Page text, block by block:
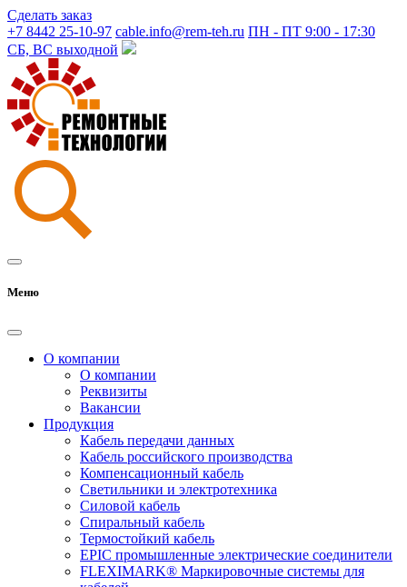
Сделать заказ
+7 8442 25-10-97 cable.info@rem-teh.ru ПН - ПТ 9:00 - 17:30
СБ, ВС выходной
Меню
О компании
О компании
Реквизиты
Вакансии
Продукция
Кабель передачи данных
Кабель российского производства
Компенсационный кабель
Светильники и электротехника
Силовой кабель
Спиральный кабель
Термостойкий кабель
EPIC промышленные электрические соединители
FLEXIMARK® Маркировочные системы для